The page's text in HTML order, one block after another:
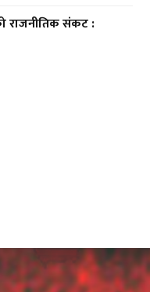
राजनीतिक संकट :